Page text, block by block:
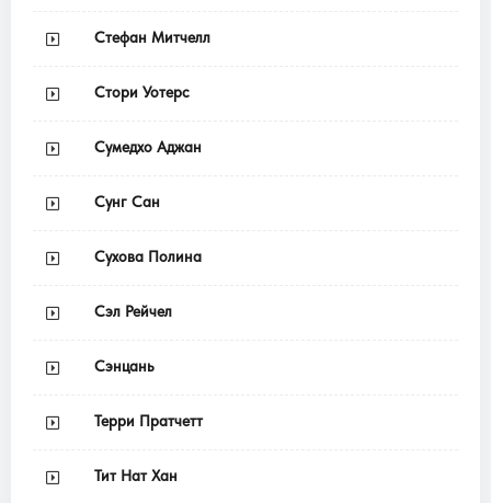
Стефан Митчелл
Стори Уотерс
Сумедхо Аджан
Сунг Сан
Сухова Полина
Сэл Рейчел
Сэнцань
Терри Пратчетт
Тит Нат Хан